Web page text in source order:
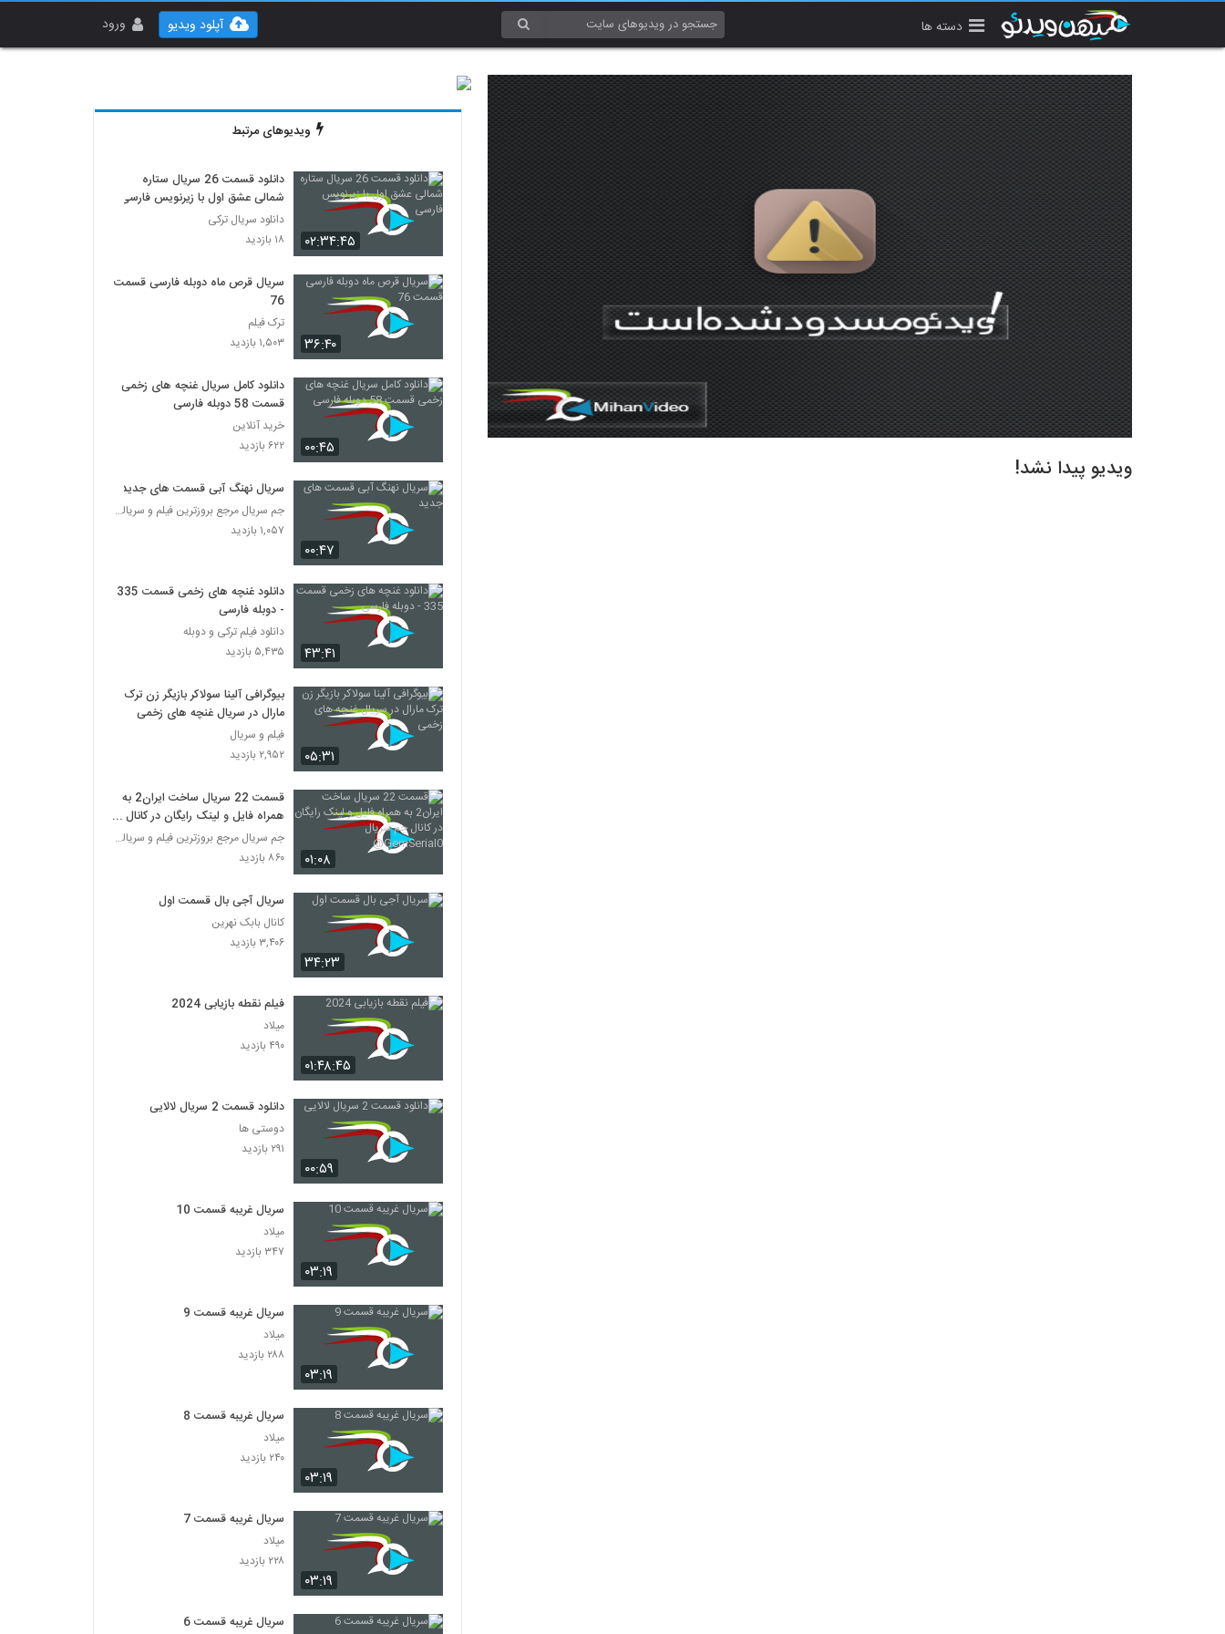
دسته ها ورود آپلود ویدیو
ویدیو پیدا نشد!
ویدیوهای مرتبط
۰۲:۳۴:۴۵
دانلود قسمت 26 سریال ستاره
شمالی عشق اول با زیرنویس فارسی
دانلود سریال ترکی
۱۸ بازدید
۳۶:۴۰
سریال قرص ماه دوبله فارسی قسمت
76
ترک فیلم
۱,۵۰۳ بازدید
۰۰:۴۵
دانلود کامل سریال غنچه های زخمی
قسمت 58 دوبله فارسی
خرید آنلاین
۶۲۲ بازدید
۰۰:۴۷
سریال نهنگ آبی قسمت های جدید
جم سریال مرجع بروزترین فیلم و سریالها در تلگرام
۱,۰۵۷ بازدید
۴۳:۴۱
دانلود غنچه های زخمی قسمت 335
- دوبله فارسی
دانلود فیلم ترکی و دوبله
۵,۴۳۵ بازدید
۰۵:۳۱
بیوگرافی آلینا سولاکر بازیگر زن ترک
مارال در سریال غنچه های زخمی
فیلم و سریال
۲,۹۵۲ بازدید
۰۱:۰۸
قسمت 22 سریال ساخت ایران2 به
همراه فایل و لینک رایگان در کانال
جم سریال GemSerial0@
جم سریال مرجع بروزترین فیلم و سریالها در تلگرام
۸۶۰ بازدید
۳۴:۲۳
سریال آجی بال قسمت اول
کانال بابک نهرین
۳,۴۰۶ بازدید
۰۱:۴۸:۴۵
فیلم نقطه بازیابی 2024
میلاد
۴۹۰ بازدید
۰۰:۵۹
دانلود قسمت 2 سریال لالایی
دوستی ها
۲۹۱ بازدید
۰۳:۱۹
سریال غریبه قسمت 10
میلاد
۳۴۷ بازدید
۰۳:۱۹
سریال غریبه قسمت 9
میلاد
۲۸۸ بازدید
۰۳:۱۹
سریال غریبه قسمت 8
میلاد
۲۴۰ بازدید
۰۳:۱۹
سریال غریبه قسمت 7
میلاد
۲۲۸ بازدید
سریال غریبه قسمت 6